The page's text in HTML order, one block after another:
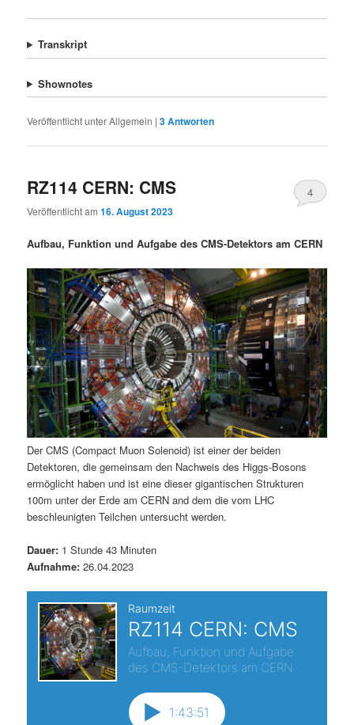
Transkript
Shownotes
Veröffentlicht unterAllgemein |3Antworten
RZ114 CERN: CMS
Veröffentlicht am16. August 2023
4
Aufbau, Funktion und Aufgabe des CMS-Detektors am CERN
Der CMS (Compact Muon Solenoid) ist einer der beiden
Detektoren, die gemeinsam den Nachweis des Higgs-Bosons
ermöglicht haben und ist eine dieser gigantischen Strukturen
100m unter der Erde am CERN and dem die vom LHC
beschleunigten Teilchen untersucht werden.
Dauer: 1 Stunde 43 Minuten
Aufnahme: 26.04.2023